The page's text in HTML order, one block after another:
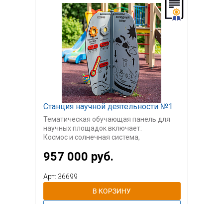
Станция научной деятельности №1
Тематическая обучающая панель для
научных площадок включает:
Космос и солнечная система,
Животные и жизненный цикл насекомых,
Механизмы
Предназначена для детей от 2-х лет.
957 000 руб.
Арт: 36699